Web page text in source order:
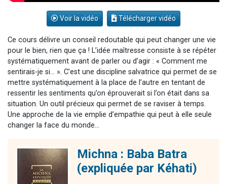
Voir la vidéo Télécharger vidéo
Ce cours délivre un conseil redoutable qui peut changer une vie
pour le bien, rien que ça ! L’idée maîtresse consiste à se répéter
systématiquement avant de parler ou d’agir : « Comment me
sentirais-je si… ». C’est une discipline salvatrice qui permet de se
mettre systématiquement à la place de l’autre en tentant de
ressentir les sentiments qu’on éprouverait si l’on était dans sa
situation. Un outil précieux qui permet de se raviser à temps.
Une approche de la vie emplie d’empathie qui peut à elle seule
changer la face du monde…
Michna : Baba Batra
(expliquée par Kéhati)